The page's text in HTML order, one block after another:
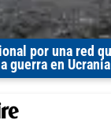
por una red
guerra en Ucrania